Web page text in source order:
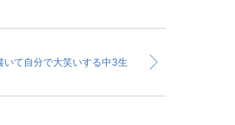
いて自分で大笑いする中3生